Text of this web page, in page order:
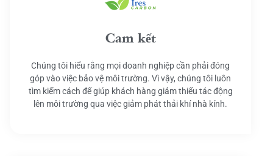
Cam kết
Chúng tôi hiểu rằng mọi doanh nghiệp cần phải đóng
góp vào việc bảo vệ môi trường. Vì vậy, chúng tôi luôn
tìm kiếm cách để giúp khách hàng giảm thiểu tác động
lên môi trường qua việc giảm phát thải khí nhà kính.